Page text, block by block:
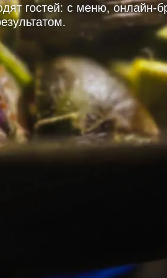
гостей: с меню, онлайн-